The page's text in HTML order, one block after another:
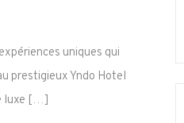
uniques qui
prestigieux Yndo Hotel
luxe […]